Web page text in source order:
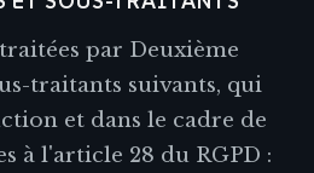
par Deuxième
traitants suivants, qui
et dans le cadre de
à l'article 28 du RGPD :